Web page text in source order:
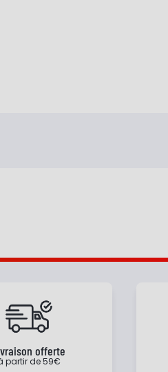
offerte
partir de 59€